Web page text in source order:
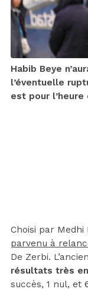
Habib Beye
l’éventuelle
est pour l’heure
Choisi par Medhi
parvenu à
De Zerbi.
résultats très
succès, 1 nul, et